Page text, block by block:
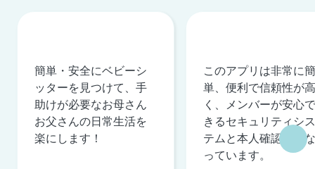
簡単・安全にベビーシ
ッターを見つけて、手
助けが必要なお母さん
お父さんの日常生活を
楽にします！
このアプリは非常に簡
単、便利で信頼性が高
く、メンバーが安心で
きるセキュリティシス
テムと本人確認を行な
っています。